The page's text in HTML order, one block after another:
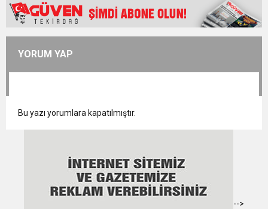
YORUM YAP
Bu yazı yorumlara kapatılmıştır.
-->